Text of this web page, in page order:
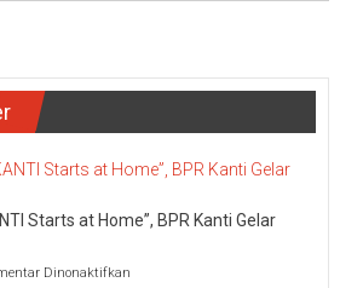
Starts at Home”, BPR Kanti Gelar
Dinonaktifkanpada